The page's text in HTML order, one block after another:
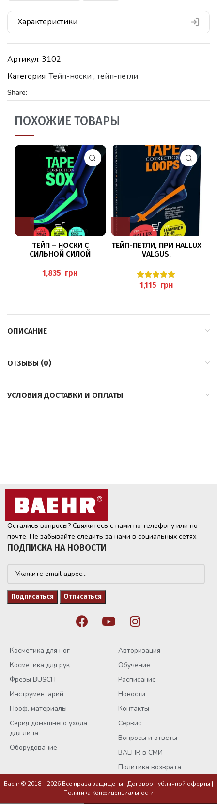
Характеристики
Артикул: 3102
Категория:Тейп-носки , тейп-петли
Share:
ПОХОЖИЕ ТОВАРЫ
ТЕЙП – НОСКИ С
СИЛЬНОЙ СИЛОЙ
МОЛОТКОВИДНЫХ
ПАЛЬЦАХ
грн
ТЕЙП-ПЕТЛИ, ПРИ HALLUX
VALGUS,
ПАЛЬЦАХ
грн
ОПИСАНИЕ
ОТЗЫВЫ (0)
УСЛОВИЯ ДОСТАВКИ И ОПЛАТЫ
Остались вопросы? Свяжитесь с нами по телефону или по
почте. Не забывайте следить за нами в социальных сетях.
ПОДПИСКА НА НОВОСТИ
Косметика для ног
Косметика для рук
Фрезы BUSCH
Инструментарий
Проф. материалы
Серия домашнего ухода
для лица
Оборудование
Авторизация
Обучение
Расписание
Новости
Контакты
Сервис
Вопросы и ответы
BAEHR в СМИ
Политика возврата
Baehr © 2018 – 2026 Все права защищены | Договор публичной оферты |
Политика конфиденциальности